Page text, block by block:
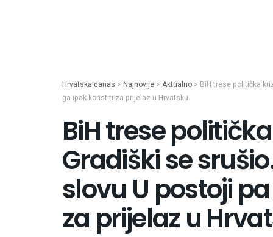
Hrvatska danas > Najnovije > Aktualno > BiH trese politička
ga ipak koristiti za prijelaz u Hrvatsku
BiH trese
Gradiški se
slovu U postoji
za prijelaz u